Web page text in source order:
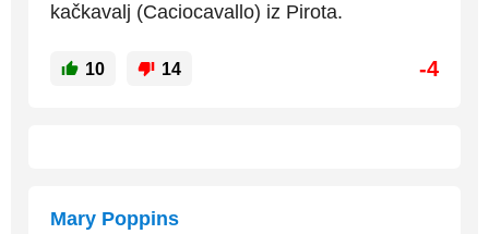
kačkavalj (Caciocavallo) iz Pirota.
10 14 -4
Mary Poppins